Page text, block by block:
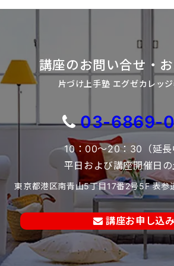
講座のお問い合せ・
片づけ上手塾 エグゼカレッ
03-6869-
10：00～20：30（延長
平日および講座開催日
東京都港区南青山5丁目17番2号5F 表参
講座お申し込み